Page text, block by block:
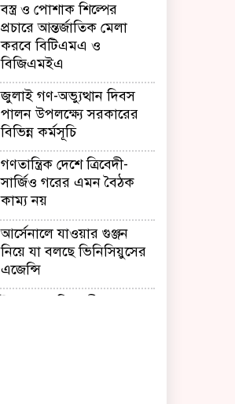
বস্ত্র ও পোশাক শিল্পের
প্রচারে আন্তর্জাতিক মেলা
করবে বিটিএমএ ও
বিজিএমইএ
জুলাই গণ-অভ্যুত্থান দিবস
পালন উপলক্ষ্যে সরকারের
বিভিন্ন কর্মসূচি
গণতান্ত্রিক দেশে ত্রিবেদী-
সার্জিও গরের এমন বৈঠক
কাম্য নয়
আর্সেনালে যাওয়ার গুঞ্জন
নিয়ে যা বলছে ভিনিসিয়ুসের
এজেন্সি